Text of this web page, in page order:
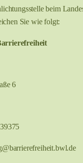
beim
Sie wie folgt:
6